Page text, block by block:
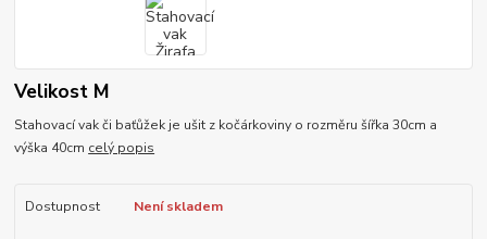
Velikost M
Stahovací vak či baťůžek je ušit z kočárkoviny o rozměru šířka 30cm a
výška 40cm celý popis
Dostupnost Není skladem